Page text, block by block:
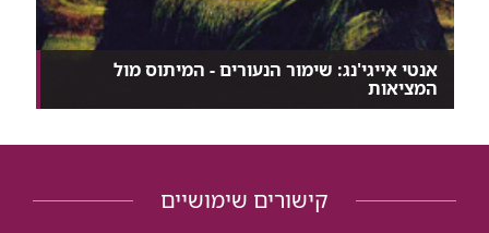
אנטי אייגי'נג: שימור הנעורים - המיתוס מול
המציאות
ד"ר משה זלוצובר מציג את היתרונות והחסרונות של
קישורים שימושיים